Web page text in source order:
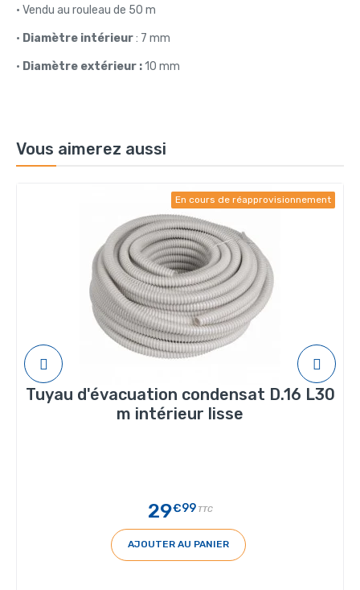
• Vendu au rouleau de 50 m
• Diamètre intérieur: 7 mm
• Diamètre extérieur :10 mm
Vous aimerez aussi
En cours de réapprovisionnement
Tuyau d'évacuation condensat D.16 L30
m intérieur lisse
29€99 TTC
AJOUTER AU PANIER